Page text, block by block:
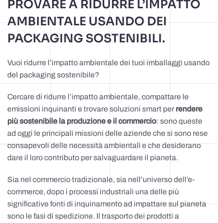
PROVARE A RIDURRE L’IMPATTO
AMBIENTALE USANDO DEI
PACKAGING SOSTENIBILI.
Vuoi ridurre l’impatto ambientale dei tuoi imballaggi usando
del packaging sostenibile?
Cercare di ridurre l’impatto ambientale, compattare le
emissioni inquinanti e trovare soluzioni smart per rendere
più sostenibile la produzione e il commercio: sono queste
ad oggi le principali missioni delle aziende che si sono rese
consapevoli delle necessità ambientali e che desiderano
dare il loro contributo per salvaguardare il pianeta.
Sia nel commercio tradizionale, sia nell’universo dell’e-
commerce, dopo i processi industriali una delle più
significative fonti di inquinamento ad impattare sul pianeta
sono le fasi di spedizione. Il trasporto dei prodotti a